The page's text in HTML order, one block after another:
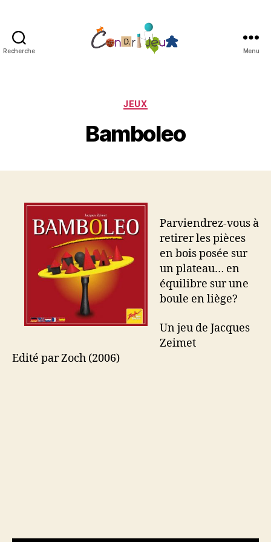
Recherche Menu
Catégories
JEUX
Bamboleo
Parviendrez-vous à
retirer les pièces
en bois posée sur
un plateau… en
équilibre sur une
boule en liège?
Un jeu de Jacques
Zeimet
Edité par Zoch (2006)